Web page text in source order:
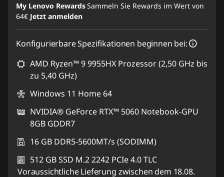
My Lenovo RewardsSammeln Sie Rewards im Wert von
64€ Jetzt anmelden
Konfigurierbare Spezifikationen beginnen bei:
AMD Ryzen™ 9 9955HX Prozessor (2,50 GHz bis
zu 5,40 GHz)
Windows 11 Home 64
NVIDIA® GeForce RTX™ 5060 Notebook-GPU
8GB GDDR7
16 GB DDR5-5600MT/s (SODIMM)
512 GB SSD M.2 2242 PCIe 4.0 TLC
Voraussichtliche Lieferung zwischen dem 18.08.